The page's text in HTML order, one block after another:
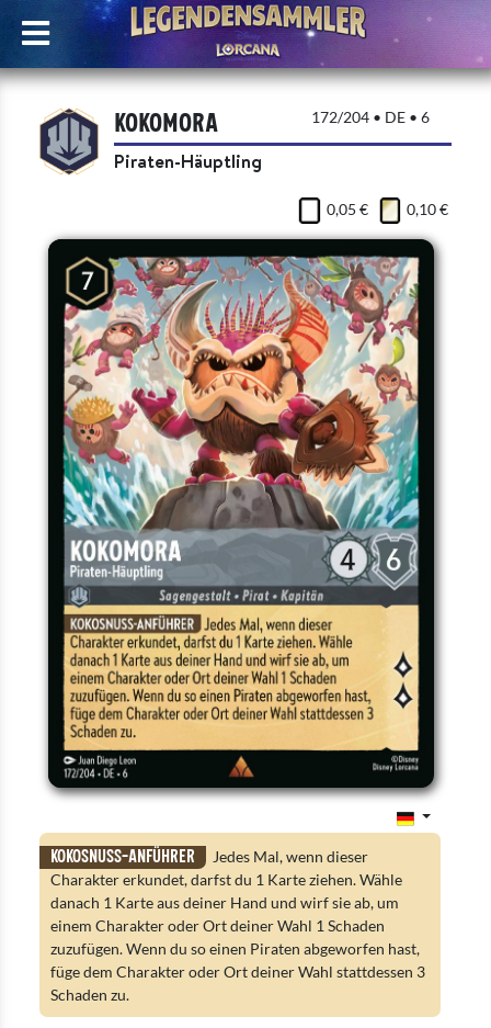
172/204 • DE • 6
Kokomora
Piraten-Häuptling
0,05 € 0,10 €
Kokosnuss-Anführer
Jedes Mal, wenn dieser
Charakter erkundet, darfst du 1 Karte ziehen. Wähle
danach 1 Karte aus deiner Hand und wirf sie ab, um
einem Charakter oder Ort deiner Wahl 1 Schaden
zuzufügen. Wenn du so einen Piraten abgeworfen hast,
füge dem Charakter oder Ort deiner Wahl stattdessen 3
Schaden zu.